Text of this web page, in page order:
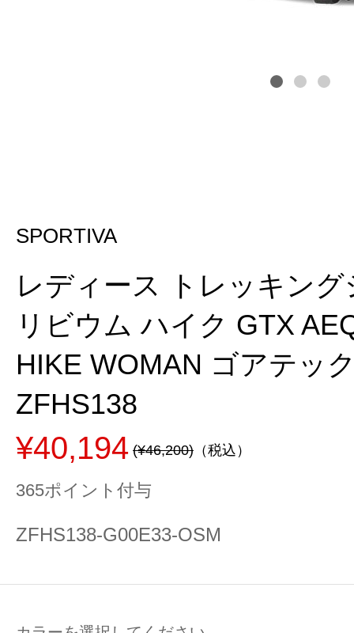
SPORTIVA
レディース トレッキン
リビウム ハイク GTX
HIKE WOMAN ゴアテッ
ZFHS138
¥40,194 (¥46,200) （税込）
365ポイント付与
ZFHS138-G00E33-OSM